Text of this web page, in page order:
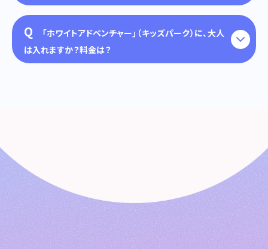
Q
「ホワイトアドベンチャー」（キッズパーク）に、大人
は入れますか？料金は？